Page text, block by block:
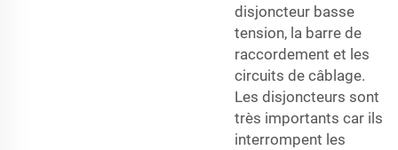
disjoncteur basse
tension, la barre de
raccordement et les
circuits de câblage.
Les disjoncteurs sont
très importants car ils
interrompent les